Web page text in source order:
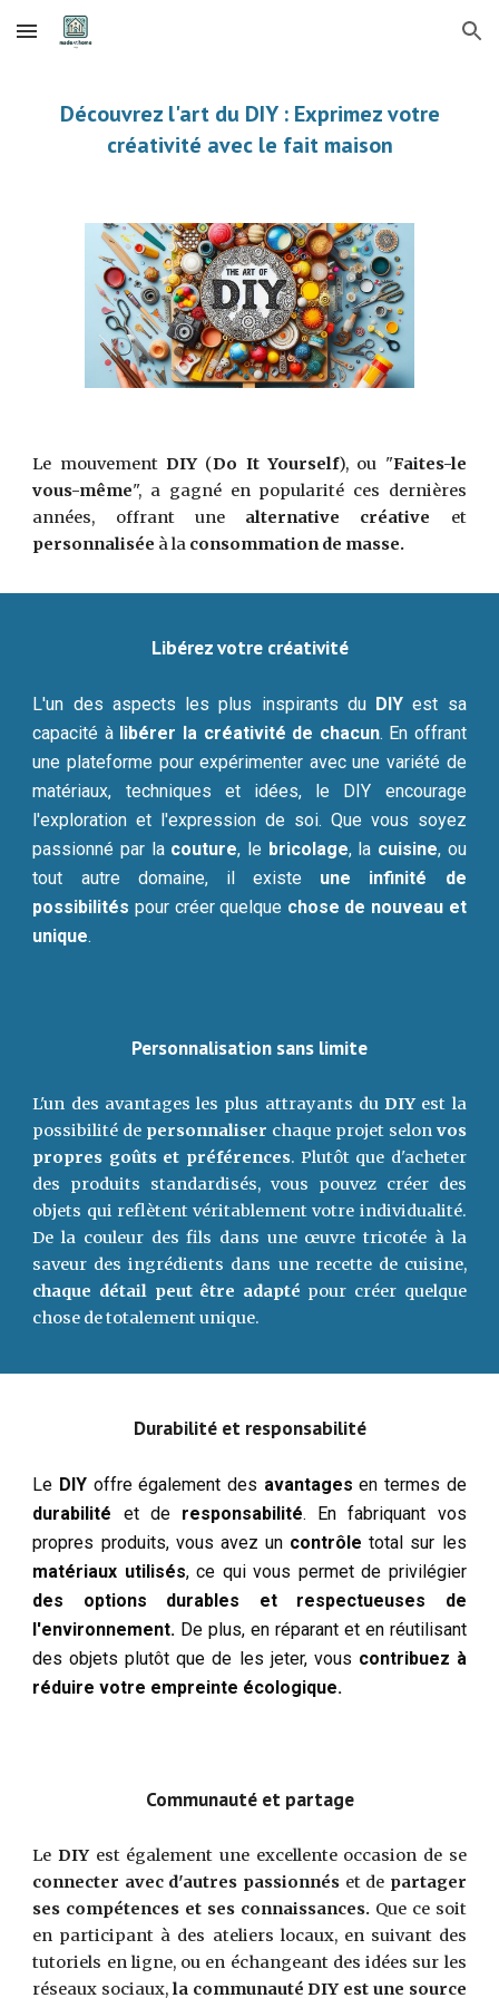
Skip to main content Skip to navigation
Découvrez l'art du DIY : Exprimez votre
créativité avec le fait maison
Le mouvementDIY (Do It Yourself), ou "Faites-le
vous-même", a gagné en popularité ces dernières
années, offrant une alternative créative et
personnalisée à la consommation de masse.
Libérez votre créativité
L'un des aspects les plus inspirants du DIYest sa
capacité à libérer la créativité de chacun. En offrant
une plateforme pour expérimenter avec une variété de
matériaux, techniques et idées, le DIY encourage
l'exploration et l'expression de soi. Que vous soyez
passionné par la couture, le bricolage, la cuisine, ou
tout autre domaine, il existe une infinité de
possibilités pour créer quelque chose de nouveau et
unique.
Personnalisation sans limite
L'un des avantages les plus attrayants duDIYest la
possibilité de personnaliser chaque projet selon vos
propres goûts et préférences. Plutôt que d'acheter
des produits standardisés, vous pouvez créer des
objets qui reflètent véritablement votre individualité.
De la couleur des fils dans une œuvre tricotée à la
saveur des ingrédients dans une recette de cuisine,
chaque détail peut être adapté pour créer quelque
chose de totalement unique.
Durabilité et responsabilité
Le DIY offre également des avantagesen termes de
durabilité et de responsabilité. En fabriquant vos
propres produits, vous avez un contrôletotal sur les
matériaux utilisés, ce qui vous permet de privilégier
des options durables et respectueuses de
l'environnement. De plus, en réparant et en réutilisant
des objets plutôt que de les jeter, vous contribuez à
réduire votre empreinte écologique.
Communauté et partage
LeDIYest également une excellente occasion de se
connecter avec d'autres passionnés et de partager
ses compétences et ses connaissances.Que ce soit
en participant à des ateliers locaux, en suivant des
tutoriels en ligne, ou en échangeant des idées sur les
réseaux sociaux, la communauté DIY est une source